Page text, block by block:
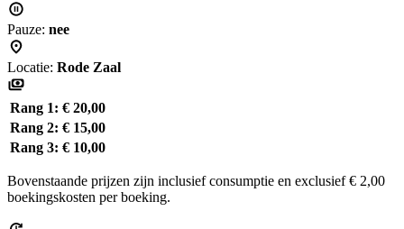
Pauze: nee
Locatie: Rode Zaal
Rang 1: € 20,00
Rang 2: € 15,00
Rang 3: € 10,00
Bovenstaande prijzen zijn inclusief consumptie en exclusief € 2,00
boekingskosten per boeking.